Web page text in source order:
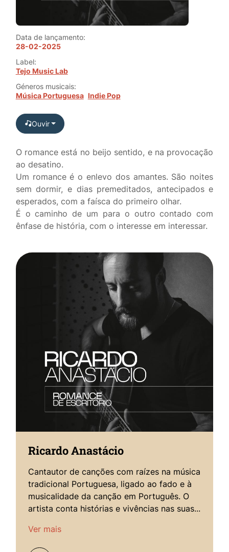
Data de lançamento:
28-02-2025
Label:
Tejo Music Lab
Géneros musicais:
Música Portuguesa Indie Pop
Ouvir
O romance está no beijo sentido, e na provocação
ao desatino.
Um romance é o enlevo dos amantes. São noites
sem dormir, e dias premeditados, antecipados e
esperados, com a faísca do primeiro olhar.
É o caminho de um para o outro contado com
ênfase de história, com o interesse em interessar.
Ricardo Anastácio
Cantautor de canções com raízes na música
tradicional Portuguesa, ligado ao fado e à
musicalidade da canção em Português. O
artista conta histórias e vivências nas suas...
Ver mais